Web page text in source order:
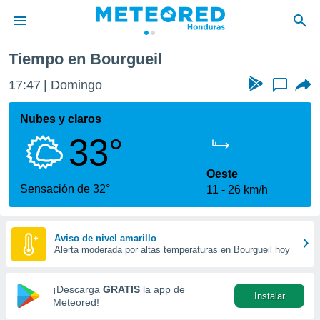
de
ha sido
calidad.
a este
las
y
forma
digital
basada
Tiempo en Bourgueil
17:47 Domingo ...
Nubes y claros
33°
Sensación de 32°
Oeste
11
26 km/h
Aviso de nivel amarillo
Alerta moderada por altas temperaturas en Bourgueil hoy
¡Descarga GRATIS la app de
Meteored!
Instalar